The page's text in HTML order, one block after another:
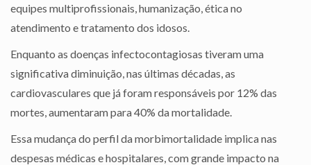
equipes multiprofissionais, humanização, ética no
atendimento e tratamento dos idosos.
Enquanto as doenças infectocontagiosas tiveram uma
significativa diminuição, nas últimas décadas, as
cardiovasculares que já foram responsáveis por 12% das
mortes, aumentaram para 40% da mortalidade.
Essa mudança do perfil da morbimortalidade implica nas
despesas médicas e hospitalares, com grande impacto na